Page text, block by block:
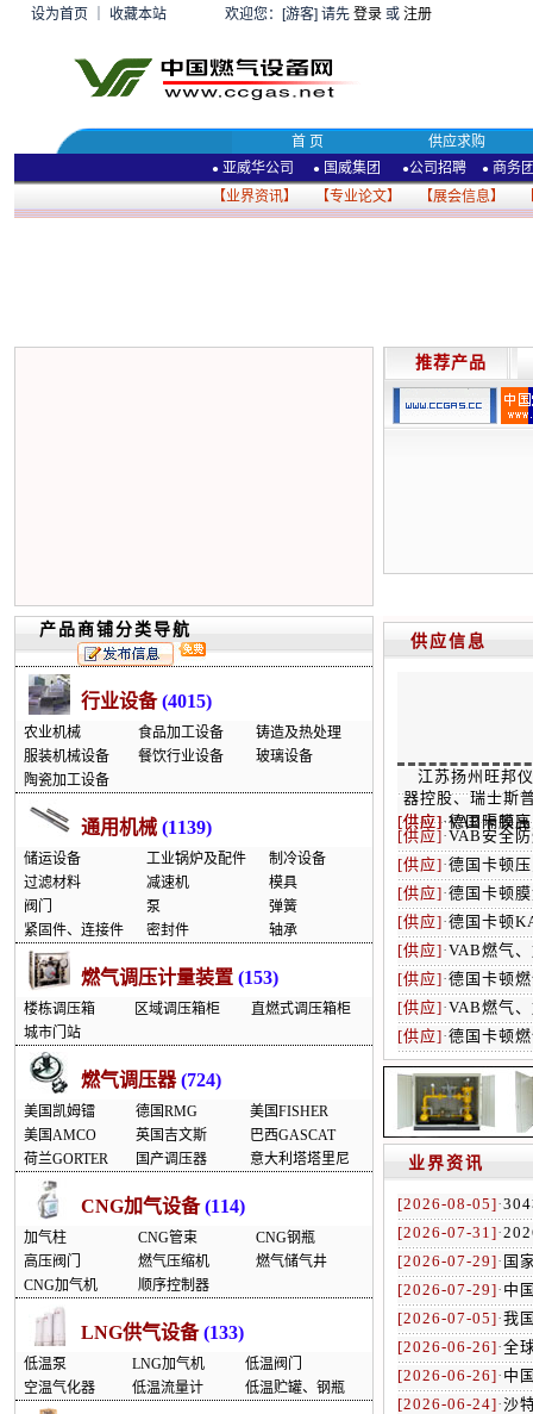
设为首页 收藏本站 欢迎您：[游客] 请先 登录或 注册
首 页 供应求购
● 亚威华公司 ● 国威集团 ●公司招聘 ● 商务
【业界资讯】 【专业论文】 【展会信息】
推荐产品
产品商铺分类导航
行业设备(4015)
农业机械 食品加工设备
铸造及热处理
服装机械设备
餐饮行业设备
玻璃设备
陶瓷加工设备
通用机械 (1139)
储运设备 工业锅炉及配件
制冷设备
过滤材料
减速机
模具
阀门
泵
弹簧
紧固件、连接件
密封件 轴承
燃气调压计量装置 (153)
楼栋调压箱 区域调压箱柜
直燃式调压箱柜
城市门站
燃气调压器(724)
美国凯姆镭 德国RMG
美国FISHER
美国AMCO
英国吉文斯
巴西GASCAT
荷兰GORTER
国产调压器 意大利塔塔里尼
CNG加气设备(114)
加气柱 CNG管束
CNG钢瓶
高压阀门
燃气压缩机
燃气储气井
CNG加气机
顺序控制器
LNG供气设备(133)
低温泵 LNG加气机
低温阀门
空温气化器
低温流量计 低温贮罐、钢瓶
供应信息
江苏扬州旺邦
器控股、瑞士斯
[供应]·德国卡顿
[供应]·VAB隔膜
[供应]·VAB安全
[供应]·德国卡顿
[供应]·德国卡顿
[供应]·德国卡顿
[供应]·VAB燃气
[供应]·德国卡顿
[供应]·VAB燃气
[供应]·德国卡顿
业界资讯
[2026-08-05]·
[2026-07-31]·
[2026-07-29]· 国
[2026-07-29]· 中
[2026-07-05]·我
[2026-06-26]·全
[2026-06-26]· 中
[2026-06-24]·沙